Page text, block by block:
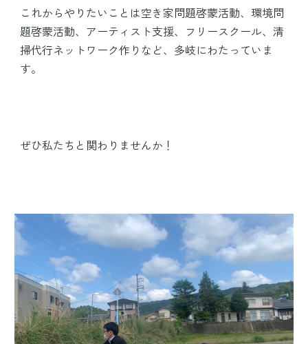
これからやりたいこ と は空き家問題啓蒙活動、環境問
題啓蒙活動、アーティスト支援、フリースクール、清
掃代行ネットワーク作りなど、 多岐にわたっていま
す。
ぜひ私たちと関わりませんか！